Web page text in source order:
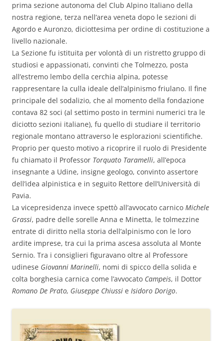
prima sezione autonoma del Club Alpino Italiano della
nostra regione, terza nell’area veneta dopo le sezioni di
Agordo e Auronzo, diciottesima per ordine di costituzione a
livello nazionale.
La Sezione fu istituita per volontà di un ristretto gruppo di
studiosi e appassionati, convinti che Tolmezzo, posta
all’estremo lembo della cerchia alpina, potesse
rappresentare la culla ideale dell’alpinismo friulano. Il fine
principale del sodalizio, che al momento della fondazione
contava 82 soci (al settimo posto in termini numerici tra le
diciotto sezioni italiane), fu quello di studiare il territorio
regionale montano attraverso le esplorazioni scientifiche.
Proprio per questo motivo a ricoprire il ruolo di Presidente
fu chiamato il Professor Torquato Taramelli, all’epoca
insegnante a Udine, insigne geologo, convinto assertore
dell’idea alpinistica e in seguito Rettore dell’Università di
Pavia.
La vicepresidenza invece spettò all’avvocato carnico Michele
Grassi, padre delle sorelle Anna e Minetta, le tolmezzine
entrate di diritto nella storia dell’alpinismo con le loro
ardite imprese, tra cui la prima ascesa assoluta al Monte
Sernio. Tra i consiglieri figuravano oltre al Professore
udinese Giovanni Marinelli, nomi di spicco della solida e
colta borghesia carnica come l’avvocato Campeis, il Dottor
Romano De Prato, Giuseppe Chiussi e Isidoro Dorigo.